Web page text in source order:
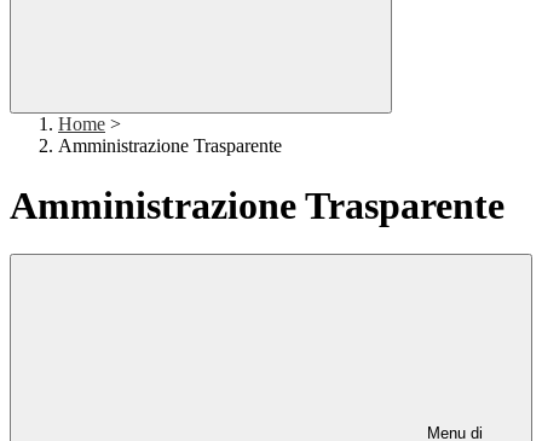
Home >
Amministrazione Trasparente
Amministrazione Trasparente
Menu di